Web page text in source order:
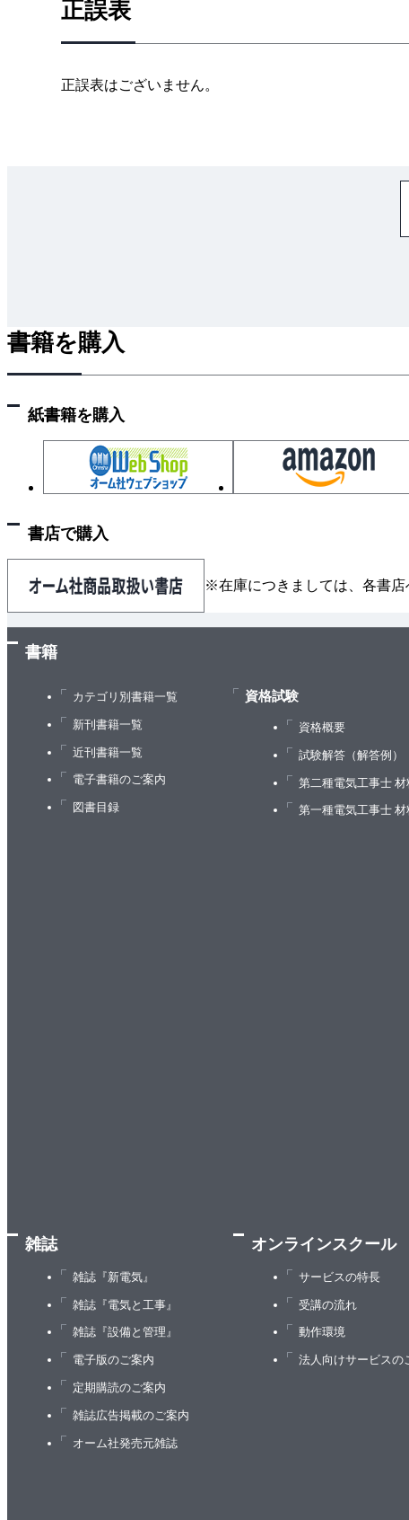
資料 シーケンス制御の基本回路
第３編 シーケンス制御の応用
第１４章 給水制御
正誤表
正誤表はございません。
書籍を購入
紙書籍を購入
書店で購入
※在庫につきましては、各書店
書籍
カテゴリ別書籍一覧
新刊書籍一覧
近刊書籍一覧
電子書籍のご案内
図書目録
資格試験
資格概要
試験解答（解答例）
第二種電気工事士 材
第一種電気工事士 材
雑誌
雑誌『新電気』
雑誌『電気と工事』
雑誌『設備と管理』
電子版のご案内
定期購読のご案内
雑誌広告掲載のご案内
オーム社発売元雑誌
オンラインスクール
サービスの特長
受講の流れ
動作環境
法人向けサービスの